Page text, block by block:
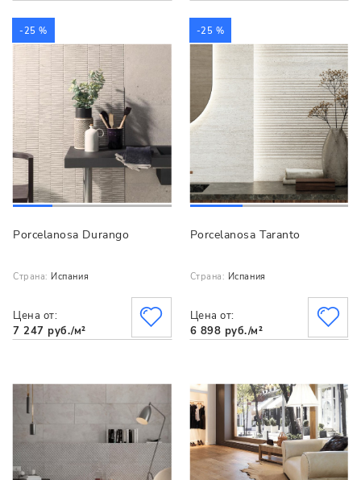
-25 %
Porcelanosa Durango
Страна: Испания
Цена от:
7 247 руб./м²
-25 %
Porcelanosa Taranto
Страна: Испания
Цена от:
6 898 руб./м²